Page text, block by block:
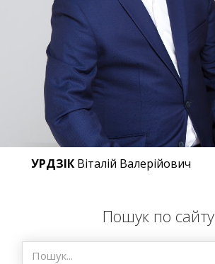
УРДЗІК Віталій Валерійович
Пошук по сайту